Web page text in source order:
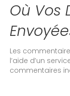
Où Vos
Les
l’aide d’un
commentaires